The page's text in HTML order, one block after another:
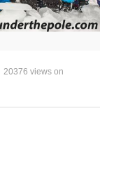
20376 views on